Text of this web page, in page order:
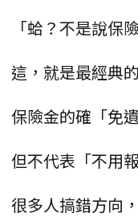
「蛤？不是說保
這，就是最經典
保險金的確「免
但不代表「不用
很多人搞錯方向，